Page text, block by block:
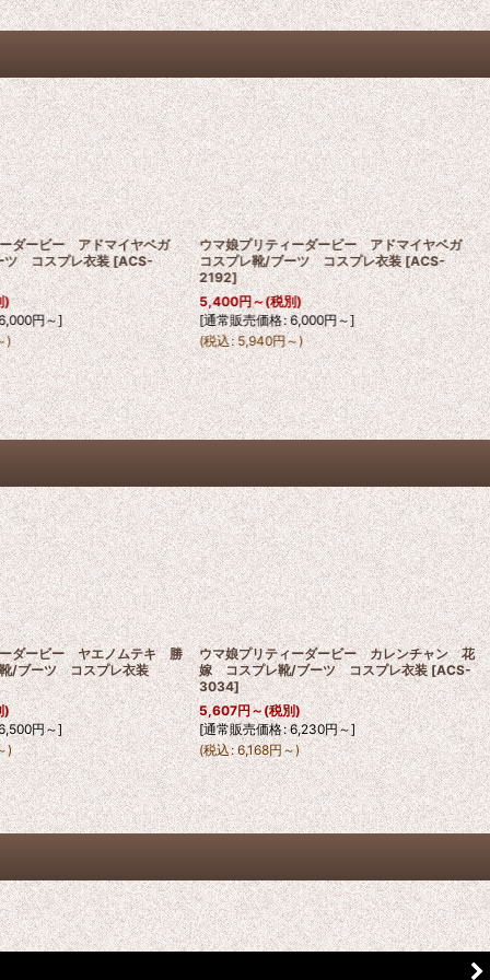
ーダービー アドマイヤベガ
ツ コスプレ衣装 [ACS-
)
円～]
)
ウマ娘プリティーダービー アドマイヤベガ
コスプレ靴/ブーツ コスプレ衣装 [ACS-
2192]
5,400円～(税別)
[通常販売価格: 6,000円～]
(税込: 5,940円～)
ーダービー ヤエノムテキ 勝
/ブーツ コスプレ衣装
)
円～]
)
ウマ娘プリティーダービー カレンチャン 花
嫁 コスプレ靴/ブーツ コスプレ衣装 [ACS-
3034]
5,607円～(税別)
[通常販売価格: 6,230円～]
(税込: 6,168円～)